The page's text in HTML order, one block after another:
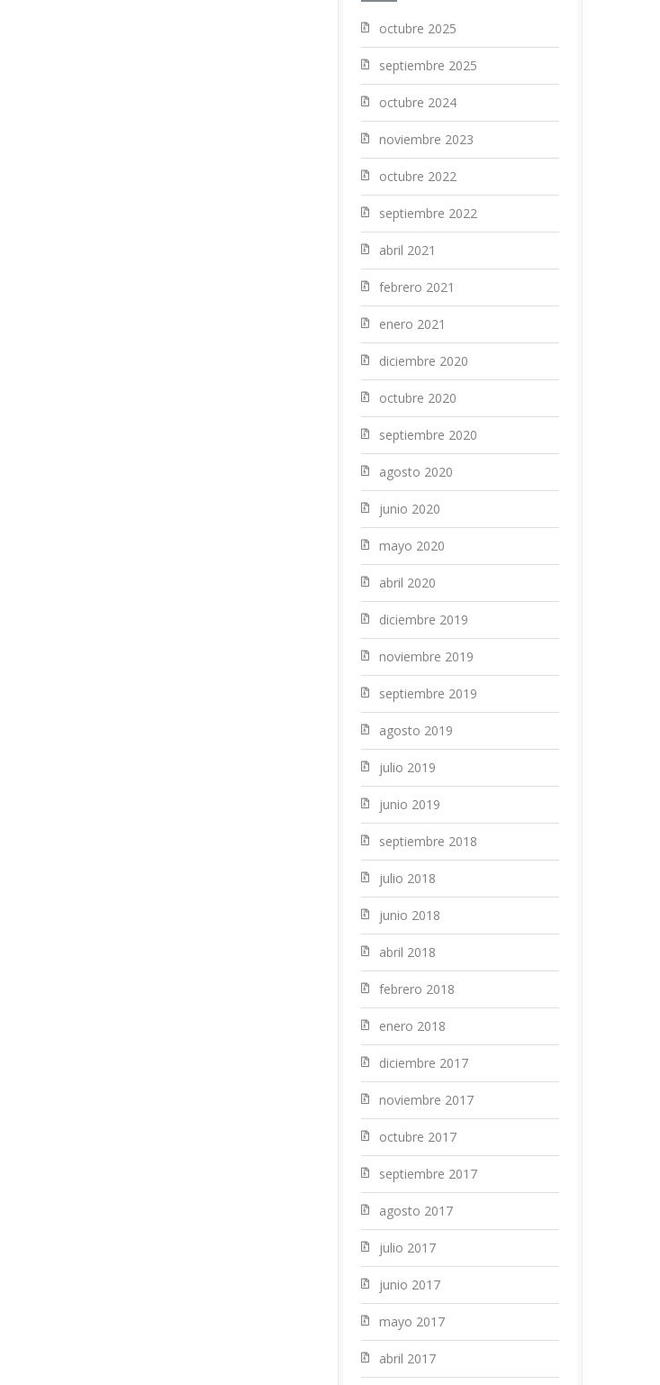
octubre 2025
septiembre 2025
octubre 2024
noviembre 2023
octubre 2022
septiembre 2022
abril 2021
febrero 2021
enero 2021
diciembre 2020
octubre 2020
septiembre 2020
agosto 2020
junio 2020
mayo 2020
abril 2020
diciembre 2019
noviembre 2019
septiembre 2019
agosto 2019
julio 2019
junio 2019
septiembre 2018
julio 2018
junio 2018
abril 2018
febrero 2018
enero 2018
diciembre 2017
noviembre 2017
octubre 2017
septiembre 2017
agosto 2017
julio 2017
junio 2017
mayo 2017
abril 2017